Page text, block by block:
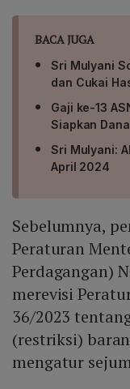
BACA JUGA
Sri Mulyani
dan Cukai
Gaji ke-13
Siapkan
Sri Mulyani:
April 2024
Sebelumnya,
Peraturan
Perdagangan)
merevisi
36/2023
(restriksi)
mengatur